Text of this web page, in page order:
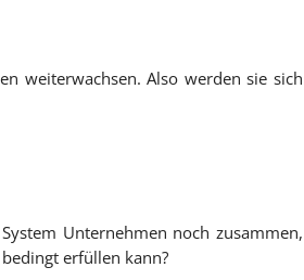
weiterwachsen. Also werden sie sich
Unternehmen noch zusammen,
erfüllen kann?